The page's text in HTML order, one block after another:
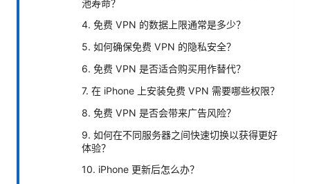
池寿命？
4. 免费 VPN 的数据上限通常是多少？
5. 如何确保免费 VPN 的隐私安全？
6. 免费 VPN 是否适合购买用作替代？
7. 在 iPhone 上安装免费 VPN 需要哪些权限？
8. 免费 VPN 是否会带来广告风险？
9. 如何在不同服务器之间快速切换以获得更好
体验？
10. iPhone 更新后怎么办？